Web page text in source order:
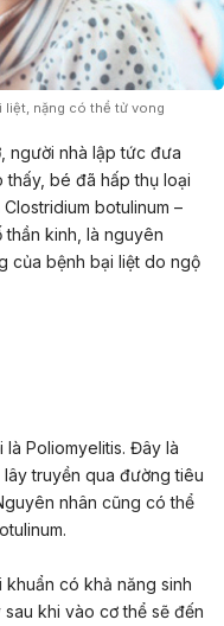
liệt, nặng có thể tử vong
người nhà lập tức đưa
bé đã hấp thụ loại
botulinum –
kinh, là nguyên
của bệnh bại liệt do ngộ
Poliomyelitis. Đây là
truyền qua đường tiêu
nhân cũng có thể
có khả năng sinh
khi vào cơ thể sẽ đến